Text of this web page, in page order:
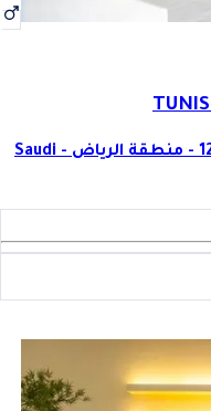
شارع الأمير متعب بن عبدالعزيز - 12835 - منطقة الرياض - Saudi